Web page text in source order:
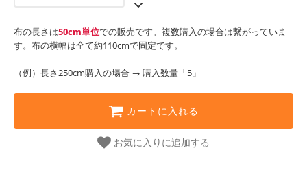
布の長さは50cm単位での販売です。複数購入の場合は繋がっていま
す。布の横幅は全て約110cmで固定です。
（例）長さ250cm購入の場合 → 購入数量「5」
カートに入れる
お気に入りに追加する